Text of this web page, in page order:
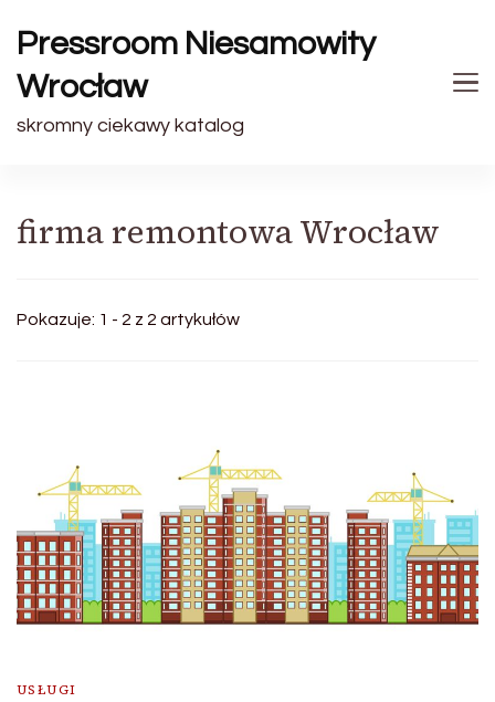
Pressroom Niesamowity
Wrocław
skromny ciekawy katalog
firma remontowa Wrocław
Pokazuje: 1 - 2 z 2 artykułów
USŁUGI